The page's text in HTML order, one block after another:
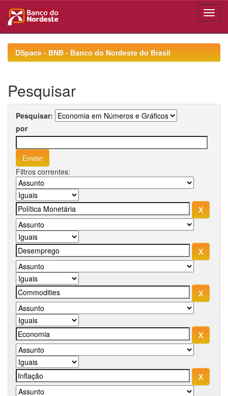
navigationDSpace - BNB - Banco do Nordeste do Brasil
Pesquisar
Pesquisar:
por
Filtros correntes: